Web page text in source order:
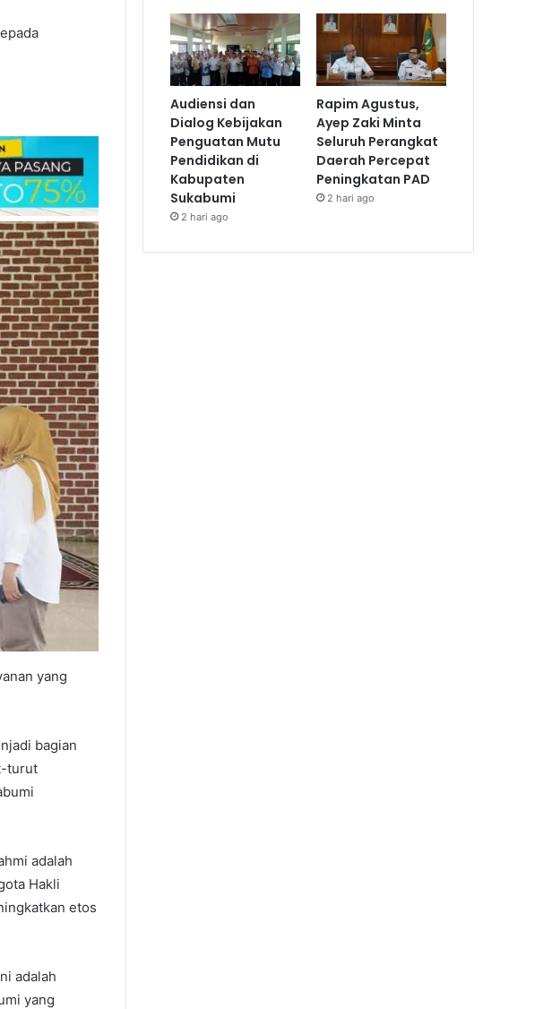
yang
bagian
turut
adalah
Hakli
etos
adalah
yang
Audiensi dan
Dialog Kebijakan
Penguatan Mutu
Pendidikan di
Kabupaten
Sukabumi
2 hari ago
Rapim Agustus,
Ayep Zaki Minta
Seluruh Perangkat
Daerah Percepat
Peningkatan PAD
2 hari ago